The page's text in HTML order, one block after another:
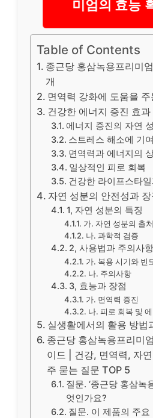
미엄의 효능
Table of Contents
종근당 홍삼녹용프리미
개
면역력 강화에 도움을 주
건강한 에너지 증진 효과
에너지 증진의 자연
스트레스 해소에 기여
면역력과 에너지의
일상적인 피로 회복
건강한 라이프스타
자연 성분의 안전성과 장
1, 자연 성분의 특징
가. 자연 성분의 출처
나. 과학적 검증
2, 사용법과 주의사항
가. 복용 시기와 빈
나. 주의사항
3, 효능과 장점
가. 면역력 증진
나. 피로 회복 및
실생활에서의 활용 방법
종근당 홍삼녹용프리미
이드 | 건강, 면역력, 자
주 묻는 질문 TOP 5
질문. ‘종근당 홍삼녹
엇인가요?
질문. 이 제품의 주